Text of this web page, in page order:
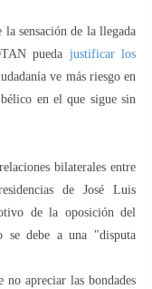
sensación de la llegada
pueda justificar los
ve más riesgo en
en el que sigue sin
bilaterales entre
de José Luis
de la oposición del
debe a una "disputa
apreciar las bondades